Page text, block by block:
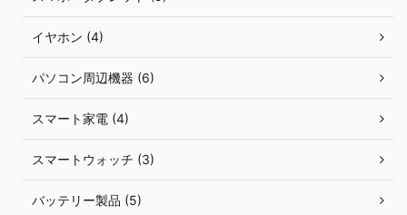
イヤホン (4)
パソコン周辺機器 (6)
スマート家電 (4)
スマートウォッチ (3)
バッテリー製品 (5)